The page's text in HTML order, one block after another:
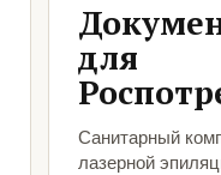
для
Санитарный
лазерной